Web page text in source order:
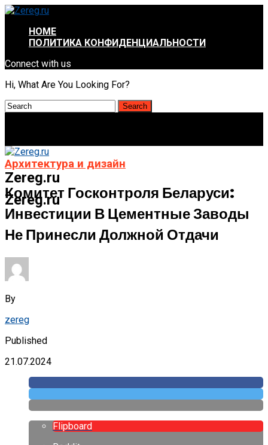
HOME
ПОЛИТИКА КОНФИДЕНЦИАЛЬНОСТИ
Connect with us
Hi, What Are You Looking For?
Zereg.ru
Zereg.ru
Архитектура и дизайн
Комитет Госконтроля Беларуси:
Инвестиции В Цементные Заводы
Не Принесли Должной Отдачи
By
zereg
Published
21.07.2024
Flipboard